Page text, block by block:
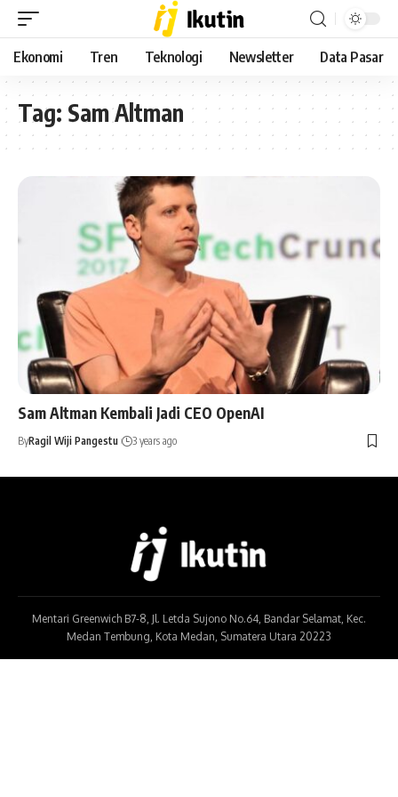
Ekonomi Tren Teknologi Newsletter Data Pasar
Tag: Sam Altman
Sam Altman Kembali Jadi CEO OpenAI
ByRagil Wiji Pangestu 3 years ago
Mentari Greenwich B7-8, Jl. Letda Sujono No.64, Bandar Selamat, Kec.
Medan Tembung, Kota Medan, Sumatera Utara 20223